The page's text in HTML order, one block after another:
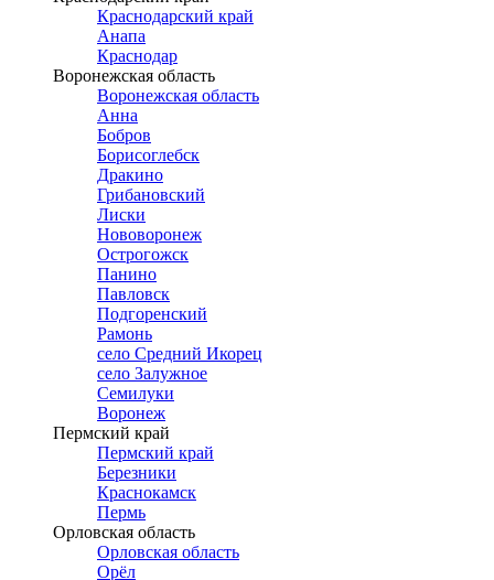
Краснодарский край
Анапа
Краснодар
Воронежская область
Воронежская область
Анна
Бобров
Борисоглебск
Дракино
Грибановский
Лиски
Нововоронеж
Острогожск
Панино
Павловск
Подгоренский
Рамонь
село Средний Икорец
село Залужное
Семилуки
Воронеж
Пермский край
Пермский край
Березники
Краснокамск
Пермь
Орловская область
Орловская область
Орёл